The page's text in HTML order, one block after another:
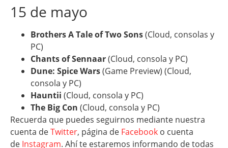
15 de mayo
Brothers A Tale of Two Sons(Cloud, consolas y
PC)
Chants of Sennaar(Cloud, consola y PC)
Dune: Spice Wars(Game Preview) (Cloud,
consola y PC)
Hauntii (Cloud, consola y PC)
The Big Con (Cloud, consola y PC)
Recuerda que puedes seguirnos mediante nuestra
cuenta deTwitter, página de Facebook o cuenta
de Instagram. Ahí te estaremos informando de todas